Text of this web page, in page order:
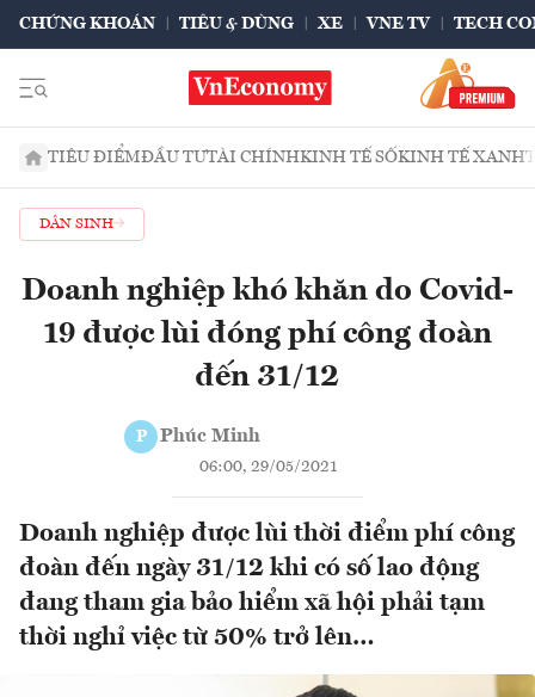
CHỨNG KHOÁN TIÊU & DÙNG XE VNE TV TECH
TIÊU ĐIỂMĐẦU TƯTÀI CHÍNHKINH TẾ SỐKINH TẾ XANH
DÂN SINH
Doanh nghiệp khó khăn do Covid-
19 được lùi đóng phí công đoàn
đến 31/12
P Phúc Minh
06:00, 29/05/2021
Doanh nghiệp được lùi thời điểm phí công
đoàn đến ngày 31/12 khi có số lao động
đang tham gia bảo hiểm xã hội phải tạm
thời nghỉ việc từ 50% trở lên…